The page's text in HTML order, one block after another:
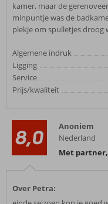
kamer, maar de
minpuntje was de
plekje om spulletjes droog
Algemene indruk
Ligging
Service
Prijs/kwaliteit
8,0
Anoniem
Nederland
Met partner,
Over Petra: